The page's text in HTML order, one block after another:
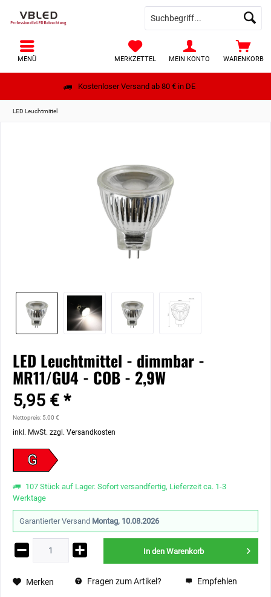
Kostenloser Versand ab 80 € in DE
WARENKORB
MERKZETTEL MEIN KONTO
MENÜ
LED Leuchtmittel
LED Leuchtmittel - dimmbar -
MR11/GU4 - COB - 2,9W
5,95 € *
Nettopreis: 5,00 €
inkl. MwSt. zzgl. Versandkosten
G
107 Stück auf Lager. Sofort versandfertig, Lieferzeit ca. 1-3
Werktage
Garantierter Versand Montag, 10.08.2026
In den Warenkorb
Merken Fragen zum Artikel? Empfehlen